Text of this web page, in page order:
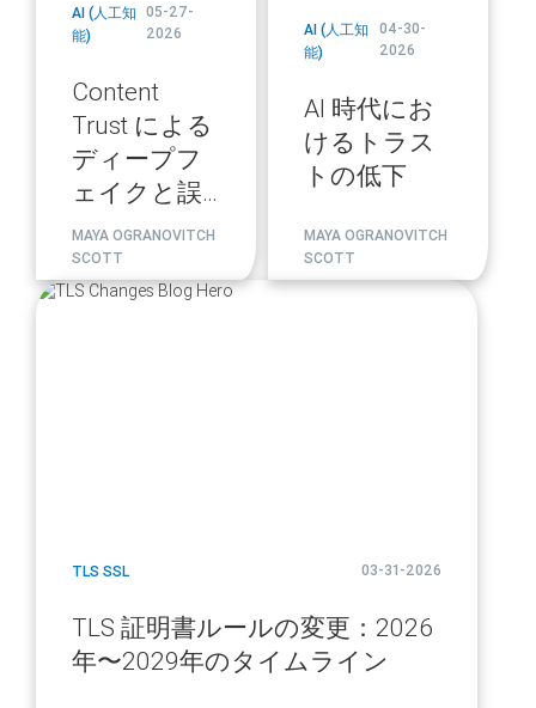
AI (人工知
能)
05-27-
2026
Content
Trust による
ディープフ
ェイクと誤
情報への対
策
MAYA OGRANOVITCH
SCOTT
AI (人工知
能)
04-30-
2026
AI 時代にお
けるトラス
トの低下
MAYA OGRANOVITCH
SCOTT
blog
TLS SSL 03-31-2026
TLS 証明書ルールの変更：2026
年〜2029年のタイムライン